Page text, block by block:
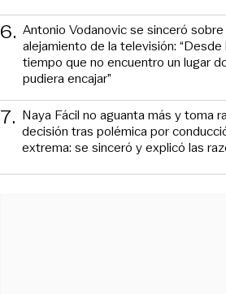
6. Antonio Vodanovic se sinceró sobre
alejamiento de la televisión: “Desde
tiempo que no encuentro un lugar
pudiera encajar”
7. Naya Fácil no aguanta más y toma
decisión tras polémica por
extrema: se sinceró y explicó las